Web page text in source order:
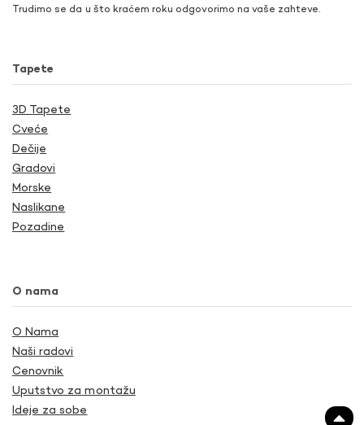
Trudimo se da u što kraćem roku odgovorimo na vaše zahteve.
Tapete
3D Tapete
Cveće
Dečije
Gradovi
Morske
Naslikane
Pozadine
O nama
O Nama
Naši radovi
Cenovnik
Uputstvo za montažu
Ideje za sobe